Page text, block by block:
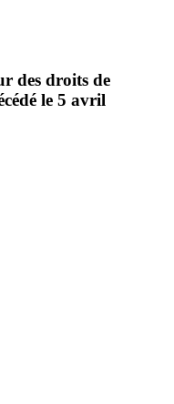
des droits de
le 5 avril